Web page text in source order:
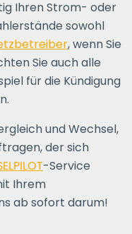
Ihren Strom- oder
sowohl
, wenn Sie
Sie auch alle
für die Kündigung
und Wechsel,
der sich
-Service
Ihrem
ab sofort darum!